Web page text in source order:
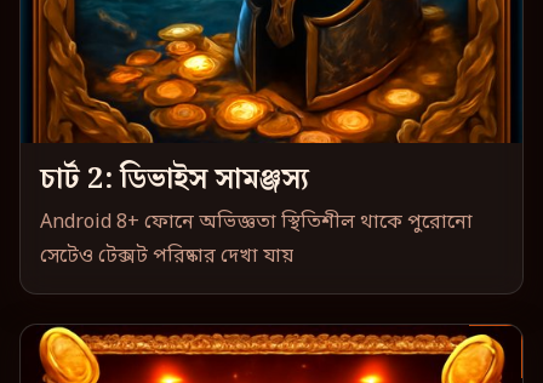
চার্ট 2: ডিভাইস সামঞ্জস্য
Android 8+ ফোনে অভিজ্ঞতা স্থিতিশীল থাকে পুরোনো
সেটেও টেক্সট পরিষ্কার দেখা যায়